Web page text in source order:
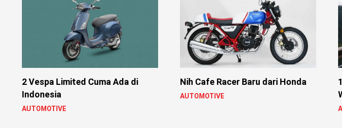
2 Vespa Limited Cuma Ada di
Indonesia
AUTOMOTIVE
Nih Cafe Racer Baru dari Honda
AUTOMOTIVE